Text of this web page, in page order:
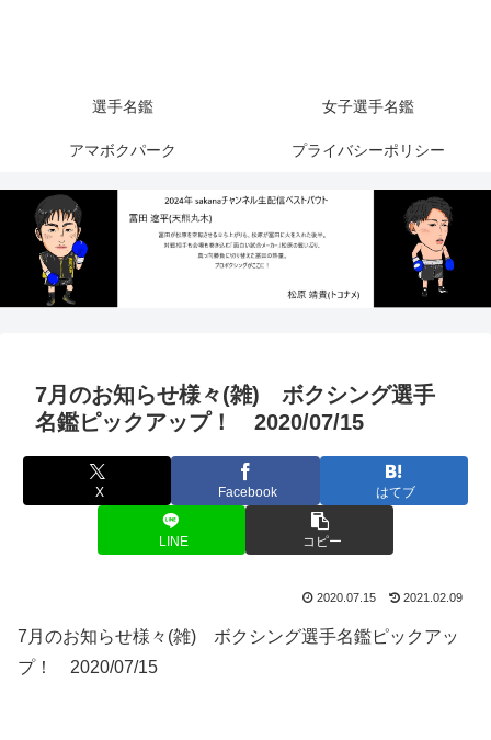
選手名鑑 女子選手名鑑
アマボクパーク プライバシーポリシー
7月のお知らせ様々(雑) ボクシング選手
名鑑ピックアップ！ 2020/07/15
X Facebook はてブ
LINE コピー
2020.07.15 2021.02.09
7月のお知らせ様々(雑) ボクシング選手名鑑ピックアッ
プ！ 2020/07/15